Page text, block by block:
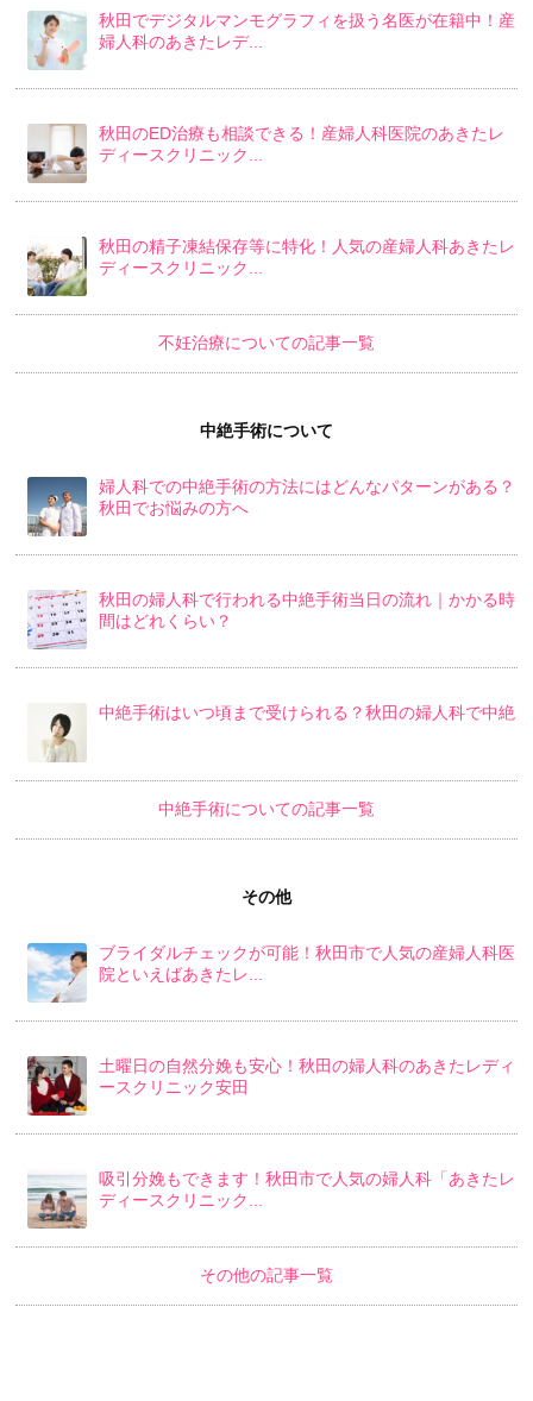
秋田でデジタルマンモグラフィを扱う名医が在籍中！産
婦人科のあきたレデ...
秋田のED治療も相談できる！産婦人科医院のあきたレ
ディースクリニック...
秋田の精子凍結保存等に特化！人気の産婦人科あきたレ
ディースクリニック...
不妊治療についての記事一覧
中絶手術について
婦人科での中絶手術の方法にはどんなパターンがある？
秋田でお悩みの方へ
秋田の婦人科で行われる中絶手術当日の流れ｜かかる時
間はどれくらい？
中絶手術はいつ頃まで受けられる？秋田の婦人科で中絶
中絶手術についての記事一覧
その他
ブライダルチェックが可能！秋田市で人気の産婦人科医
院といえばあきたレ...
土曜日の自然分娩も安心！秋田の婦人科のあきたレディ
ースクリニック安田
吸引分娩もできます！秋田市で人気の婦人科「あきたレ
ディースクリニック...
その他の記事一覧